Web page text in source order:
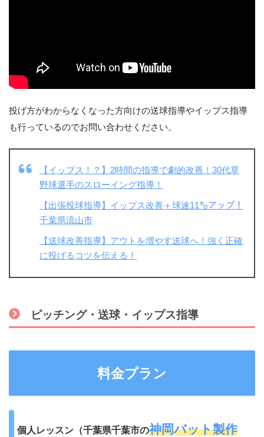
投げ方がわからなくなった方向けの送球指導やイップス指導
も行っているのでお問い合わせください。
【イップス！？】2時間の指導で劇的改善！30代草
野球選手のスローイング指導！
【出張投球指導】イップス改善＋球速11㌔アップ！
千葉県流山市
【送球改善指導】アウトを増やす送球へ！強く正確
に投げるコツを伝える！
ピッチング・送球・イップス指導
料金プラン
個人レッスン（千葉県千葉市の神岡バット製作